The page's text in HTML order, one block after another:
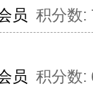
员 积分数:
员 积分数: